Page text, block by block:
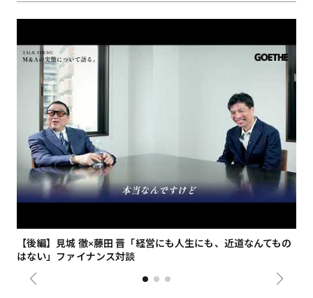
【後編】見城 徹×藤田 晋「経営にも人生にも、近道なんてもの
はない」ファイナンス対談